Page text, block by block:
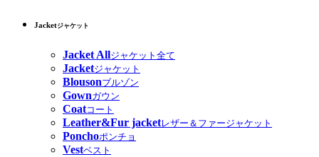
Jacketジャケット
Jacket Allジャケット全て
Jacketジャケット
Blousonブルゾン
Gownガウン
Coatコート
Leather&Fur jacketレザー＆ファージャケット
Ponchoポンチョ
Vestベスト